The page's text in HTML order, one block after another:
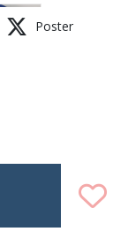
Poster